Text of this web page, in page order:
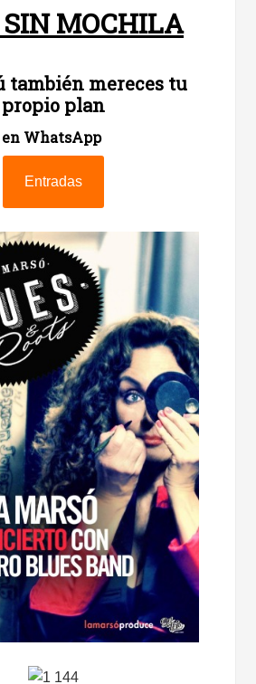
MOCHILA
también mereces tu
propio plan
en WhatsApp
Entradas